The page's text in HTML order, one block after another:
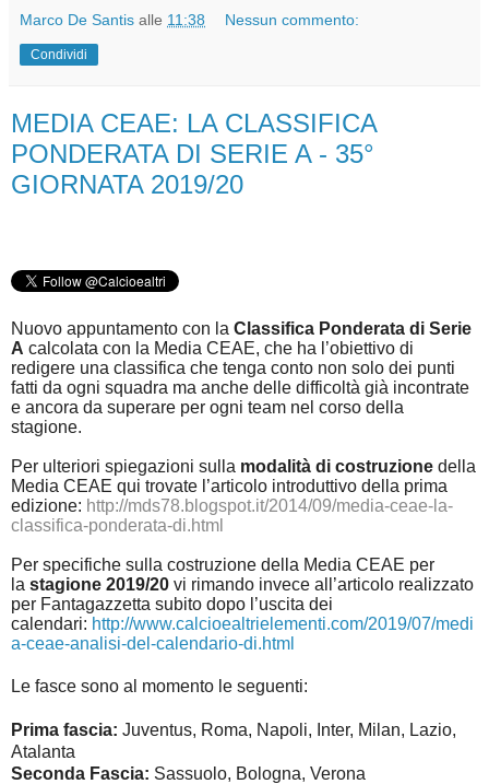
Marco De Santis alle 11:38 Nessun commento:
Condividi
MEDIA CEAE: LA CLASSIFICA
PONDERATA DI SERIE A - 35°
GIORNATA 2019/20
Nuovo appuntamento con la Classifica Ponderata di Serie
A calcolata con la Media CEAE, che ha l’obiettivo di
redigere una classifica che tenga conto non solo dei punti
fatti da ogni squadra ma anche delle difficoltà già incontrate
e ancora da superare per ogni team nel corso della
stagione.
Per ulteriori spiegazioni sulla modalità di costruzione della
Media CEAE qui trovate l’articolo introduttivo della prima
edizione: http://mds78.blogspot.it/2014/09/media-ceae-la-
classifica-ponderata-di.html
Per specifiche sulla costruzione della Media CEAE per
la stagione 2019/20 vi rimando invece all’articolo realizzato
per Fantagazzetta subito dopo l’uscita dei
calendari: http://www.calcioealtrielementi.com/2019/07/medi
a-ceae-analisi-del-calendario-di.html
Le fasce sono al momento le seguenti:
Prima fascia: Juventus, Roma, Napoli, Inter, Milan, Lazio,
Atalanta
Seconda Fascia: Sassuolo, Bologna, Verona